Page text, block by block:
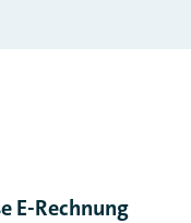
E-Rechnung